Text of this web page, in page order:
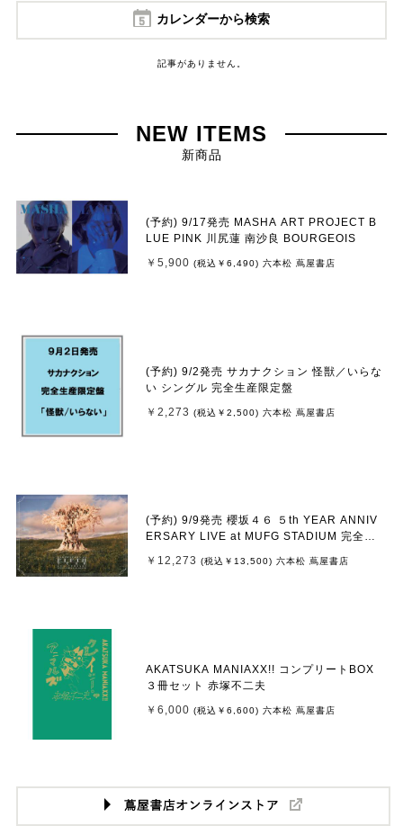
カレンダーから検索
記事がありません。
NEW ITEMS
新商品
(予約) 9/17発売 MASHA ART PROJECT B
LUE PINK 川尻蓮 南沙良 BOURGEOIS
￥5,900 (税込 ￥6,490) 六本松 蔦屋書店
(予約) 9/2発売 サカナクション 怪獣／いらな
い シングル 完全生産限定盤
￥2,273 (税込 ￥2,500) 六本松 蔦屋書店
(予約) 9/9発売 櫻坂４６ ５th YEAR ANNIV
ERSARY LIVE at MUFG STADIUM 完全生
￥12,273 (税込 ￥13,500) 六本松 蔦屋書店
AKATSUKA MANIAXX!! コンプリートBOX
３冊セット 赤塚不二夫
￥6,000 (税込 ￥6,600) 六本松 蔦屋書店